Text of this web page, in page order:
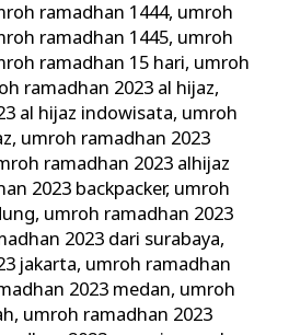
ramadhan 1444, umroh
ramadhan 1445, umroh
ramadhan 15 hari, umroh
ramadhan 2023 al hijaz,
al hijaz indowisata, umroh
, umroh ramadhan 2023
ramadhan 2023 alhijaz
2023 backpacker, umroh
, umroh ramadhan 2023
2023 dari surabaya,
jakarta, umroh ramadhan
2023 medan, umroh
, umroh ramadhan 2023